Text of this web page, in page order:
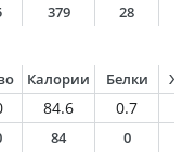
379 28
Калории Белки
84.6 0.7
84 0